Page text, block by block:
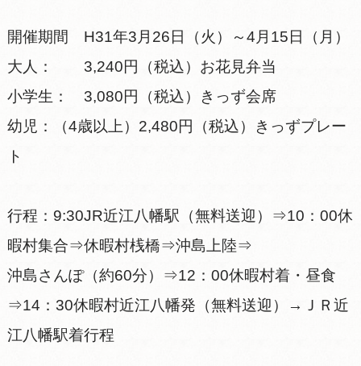
開催期間 H31年3月26日（火）～4月15日（月）
大人： 3,240円（税込）お花見弁当
小学生： 3,080円（税込）きっず会席
幼児：（4歳以上）2,480円（税込）きっずプレー
ト
行程：9:30JR近江八幡駅（無料送迎）⇒10：00休
暇村集合⇒休暇村桟橋⇒沖島上陸⇒
沖島さんぽ（約60分）⇒12：00休暇村着・昼食
⇒14：30休暇村近江八幡発（無料送迎）→ＪＲ近
江八幡駅着行程